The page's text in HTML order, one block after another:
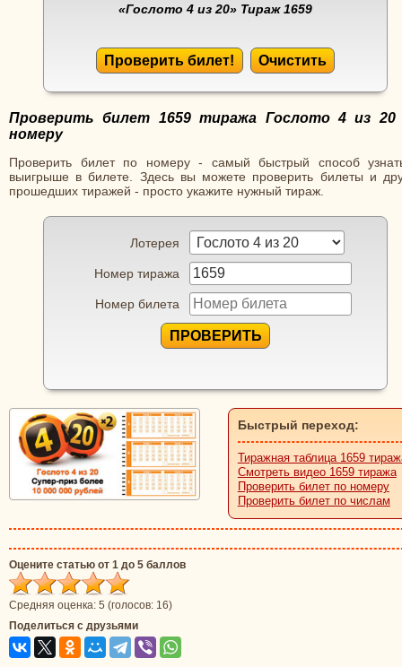
«Гослото 4 из 20» Тираж 1659
Проверить билет! Очистить
Проверить билет 1659 тиража Гослото 4 из 20
номеру
Проверить билет по номеру - самый быстрый способ
выигрыше в билете. Здесь вы можете проверить билеты и
прошедших тиражей - просто укажите нужный тираж.
Лотерея
Номер тиража
Номер билета
ПРОВЕРИТЬ
Быстрый переход:
Тиражная таблица 1659
Смотреть видео 1659 тиража
Проверить билет по номеру
Проверить билет по числам
Оцените статью от 1 до 5 баллов
Средняя оценка: 5 (голосов: 16)
Поделиться с друзьями